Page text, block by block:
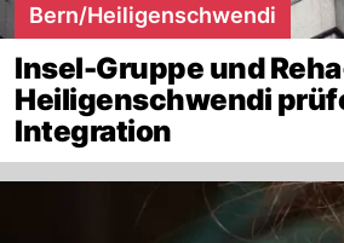
Bern/Heiligenschwendi
Insel-Gruppe und
Heiligenschwendi
Integration